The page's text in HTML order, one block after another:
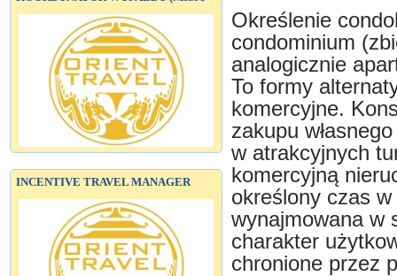
INCENTIVE TRAVEL MANAGER
Określenie
condominium
analogicznie
To formy
komercyjne.
zakupu
w atrakcyjnych
komercyjną
określony czas
wynajmowana w
charakter
chronione przez